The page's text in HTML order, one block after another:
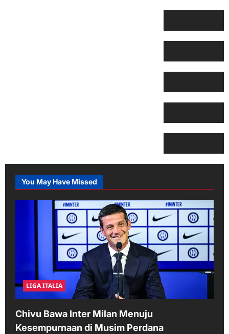
You May Have Missed
LIGA ITALIA
Chivu Bawa Inter Milan Menuju
Kesempurnaan di Musim Perdana